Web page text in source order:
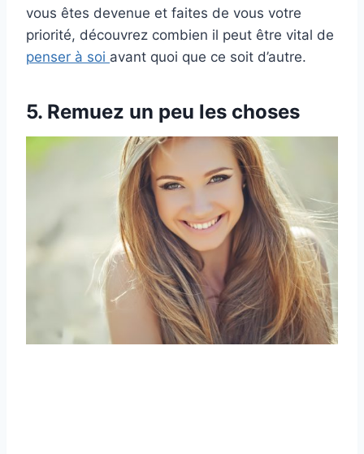
vous êtes devenue et faites de vous votre
priorité, découvrez combien il peut être vital de
penser à soi avant quoi que ce soit d’autre.
5. Remuez un peu les choses